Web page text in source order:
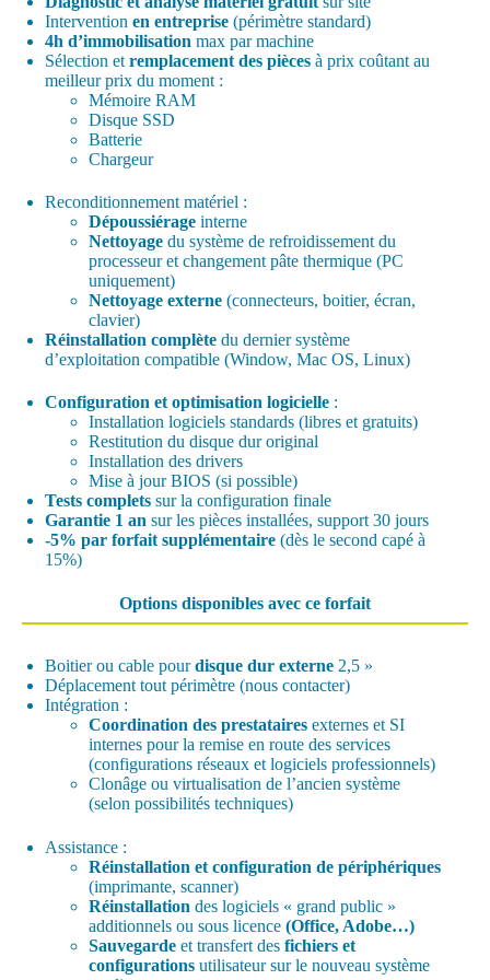
Intervention en entreprise (périmètre standard)
4h d’immobilisation max par machine
Sélection etremplacement des pièces à prix coûtant au
meilleur prix du moment :
Mémoire RAM
Disque SSD
Batterie
Chargeur
Reconditionnement matériel :
Dépoussiérage interne
Nettoyagedu système de refroidissement du
processeur et changement pâte thermique (PC
uniquement)
Nettoyage externe(connecteurs, boitier, écran,
clavier)
Réinstallation complète du dernier système
d’exploitation compatible (Window, Mac OS, Linux)
Configuration et optimisation logicielle :
Installation logiciels standards (libres et gratuits)
Restitution du disque dur original
Installation des drivers
Mise à jour BIOS (si possible)
Tests complets sur la configuration finale
Garantie 1 an sur les pièces installées, support 30 jours
-5% par forfait supplémentaire (dès le second capé à
15%)
Options disponibles avec ce forfait
Boitier ou cable pourdisque dur externe 2,5 »
Déplacementtout périmètre (nous contacter)
Intégration :
Coordination des prestataires externes et SI
internes pour la remise en route des services
(configurations réseaux et logiciels professionnels)
Clonâge ou virtualisation de l’ancien système
(selon possibilités techniques)
Assistance :
Réinstallation et configuration de périphériques
(imprimante, scanner)
Réinstallationdes logiciels « grand public »
additionnels ou sous licence(Office, Adobe…)
Sauvegarde et transfert desfichiers et
configurations utilisateur sur le nouveau système